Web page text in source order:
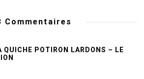
Commentaires
QUICHE POTIRON LARDONS – LE